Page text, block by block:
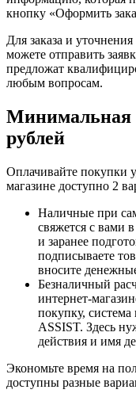
кнопку «Оформить
Для заказа и
можете отправить
предложат
любым вопросам.
Минимальная
рублей
Оплачивайте покупки
магазине доступно 2
Наличные при
свяжется с вами
и заранее
подписываете
вносите
Безналичный
интернет-
покупку, система
ASSIST. Здесь
действия и имя
Экономьте время на
доступны разные